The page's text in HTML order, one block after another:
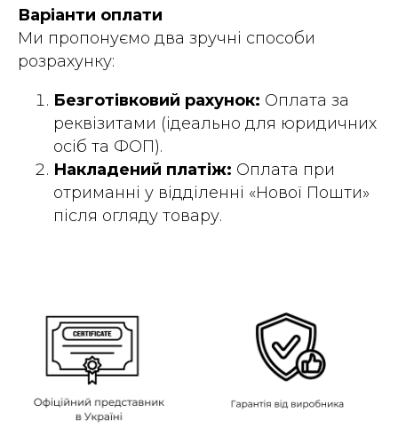
Варіанти оплати
Ми пропонуємо два зручні способи
розрахунку:
Безготівковий рахунок: Оплата за
реквізитами (ідеально для юридичних
осіб та ФОП).
Накладений платіж: Оплата при
отриманні у відділенні «Нової Пошти»
після огляду товару.